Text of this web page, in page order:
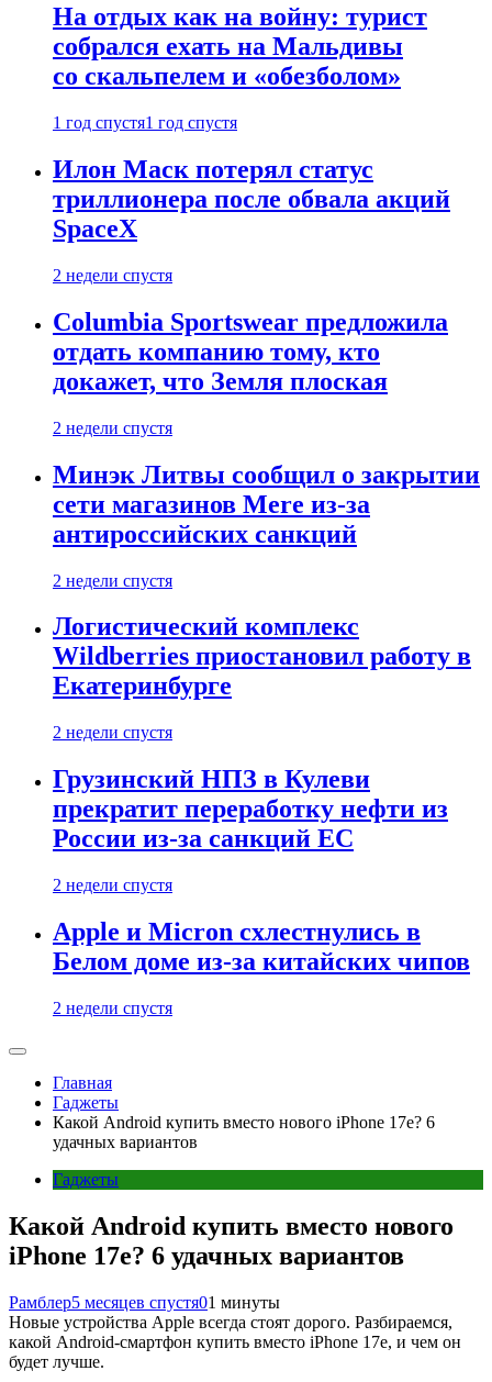
На отдых как на войну: турист
собрался ехать на Мальдивы
со скальпелем и «обезболом»
1 год спустя1 год спустя
Илон Маск потерял статус
триллионера после обвала акций
SpaceX
2 недели спустя
Columbia Sportswear предложила
отдать компанию тому, кто
докажет, что Земля плоская
2 недели спустя
Минэк Литвы сообщил о закрытии
сети магазинов Mere из-за
антироссийских санкций
2 недели спустя
Логистический комплекс
Wildberries приостановил работу в
Екатеринбурге
2 недели спустя
Грузинский НПЗ в Кулеви
прекратит переработку нефти из
России из-за санкций ЕС
2 недели спустя
Apple и Micron схлестнулись в
Белом доме из-за китайских чипов
2 недели спустя
Главная
Гаджеты
Какой Android купить вместо нового iPhone 17e? 6
удачных вариантов
Гаджеты
Какой Android купить вместо нового
iPhone 17e? 6 удачных вариантов
Рамблер5 месяцев спустя01 минуты
Новые устройства Apple всегда стоят дорого. Разбираемся,
какой Android-смартфон купить вместо iPhone 17e, и чем он
будет лучше.